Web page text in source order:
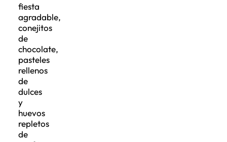
fiesta
agradable,
conejitos
de
chocolate,
pasteles
rellenos
de
dulces
y
huevos
repletos
de